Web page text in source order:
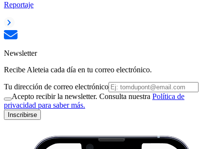
Reportaje
Newsletter
Recibe Aleteia cada día en tu correo electrónico.
Tu dirección de correo electrónico
Acepto recibir la newsletter. Consulta nuestra Política de
privacidad para saber más.
Inscribirse